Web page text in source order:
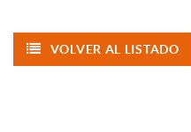
VOLVER AL LISTADO